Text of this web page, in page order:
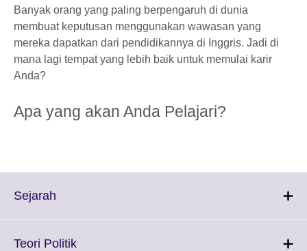
Banyak orang yang paling berpengaruh di dunia
membuat keputusan menggunakan wawasan yang
mereka dapatkan dari pendidikannya di Inggris. Jadi di
mana lagi tempat yang lebih baik untuk memulai karir
Anda?
Apa yang akan Anda Pelajari?
Sejarah
More
Teori PolitikClick